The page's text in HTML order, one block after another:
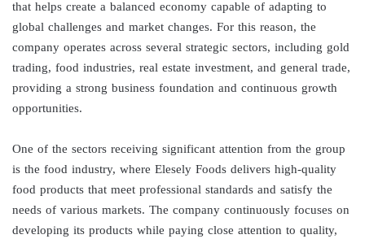
that helps create a balanced economy capable of adapting to
global challenges and market changes. For this reason, the
company operates across several strategic sectors, including gold
trading, food industries, real estate investment, and general trade,
providing a strong business foundation and continuous growth
opportunities.
One of the sectors receiving significant attention from the group
is the food industry, where Elesely Foods delivers high-quality
food products that meet professional standards and satisfy the
needs of various markets. The company continuously focuses on
developing its products while paying close attention to quality,